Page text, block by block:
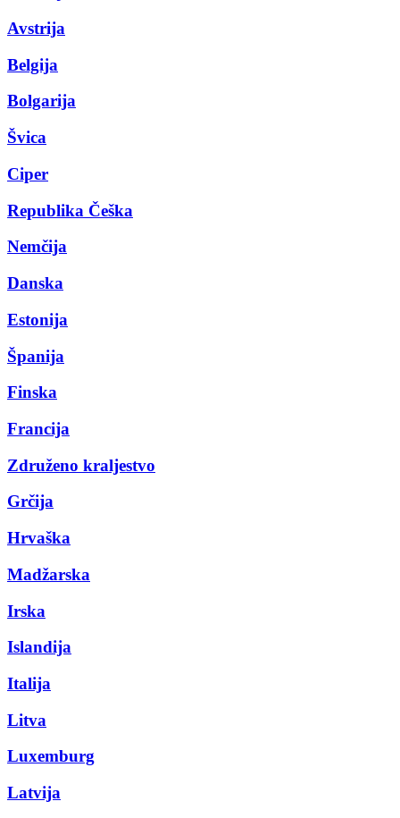
Avstrija
Belgija
Bolgarija
Švica
Ciper
Republika Češka
Nemčija
Danska
Estonija
Španija
Finska
Francija
Združeno kraljestvo
Grčija
Hrvaška
Madžarska
Irska
Islandija
Italija
Litva
Luxemburg
Latvija